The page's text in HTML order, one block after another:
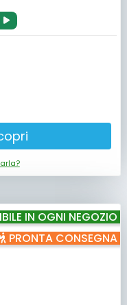
IN OGNI NEGOZIO
PRONTA CONSEGNA